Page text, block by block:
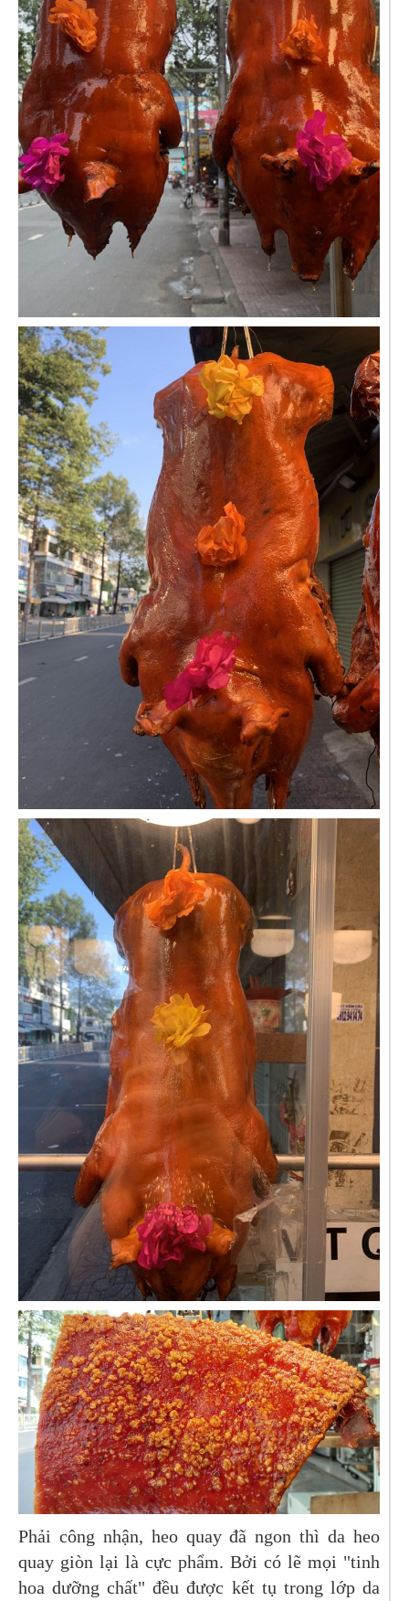
Phải công nhận, heo quay đã ngon thì da heo
quay giòn lại là cực phẩm. Bởi có lẽ mọi "tinh
hoa dưỡng chất" đều được kết tụ trong lớp da